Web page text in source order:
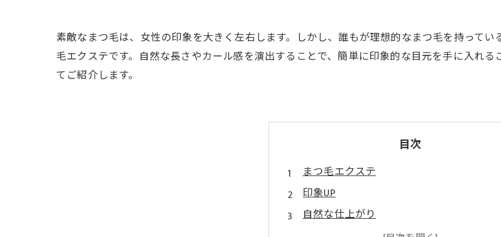
素敵なまつ毛は、女性の印象を大きく左右します。しかし、誰もが理想的なまつ毛を持って
毛エクステです。自然な長さやカール感を演出することで、簡単に印象的な目元を手に入れ
てご紹介します。
目次
まつ毛エクステ
印象UP
自然な仕上がり